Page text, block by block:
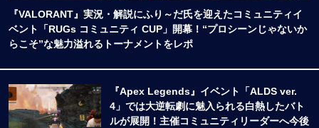
『VALORANT』実況・解説にふり～だ氏を迎えたコミュニティイ
ベント「RUGs コミュニティ CUP」開幕！“プロシーンじゃないか
らこそ”な魅力溢れるトーナメントをレポ
『Apex Legends』イベント「ALDS ver.
4」では大逆転劇に魅入られる白熱したバト
ルが展開！主催コミュニティリーダーへ今後